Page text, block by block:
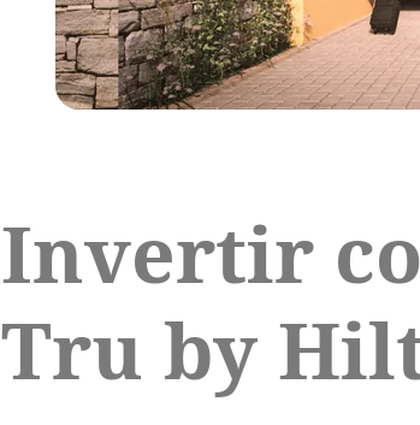
Invertir
Tru by